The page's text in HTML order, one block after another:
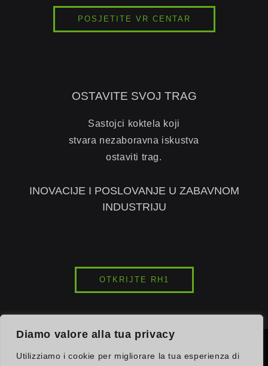
Diamo valore alla tua privacy
Utilizziamo i cookie per migliorare la tua esperienza di
POSJETITE VR CENTAR
OSTAVITE SVOJ TRAG
Sastojci koktela koji
stvara nezaboravna iskustva
ostaviti trag.
INOVACIJE I POSLOVANJE U ZABAVNOM
INDUSTRIJU
OTKRIJTE RH1